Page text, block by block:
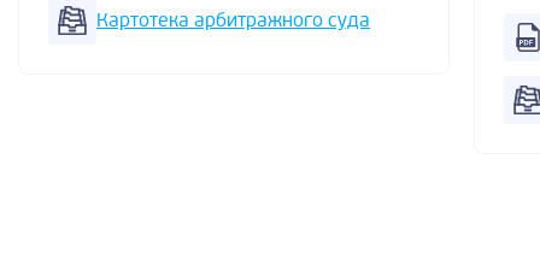
Картотека арбитражного суда